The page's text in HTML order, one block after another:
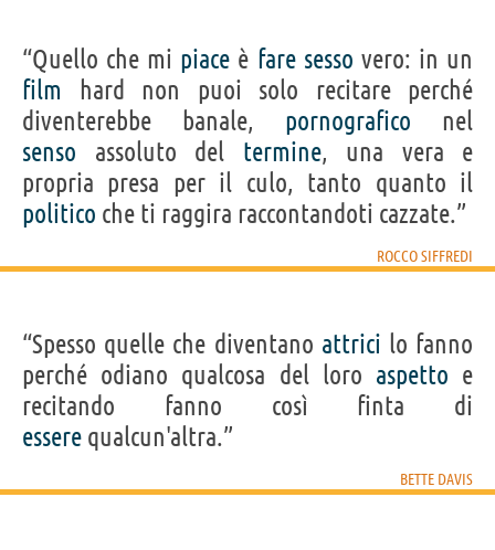
“Quello che mi piace è fare sesso vero: in un
film hard non puoi solo recitare perché
diventerebbe banale, pornografico nel
senso assoluto del termine, una vera e
propria presa per il culo, tanto quanto il
politico che ti raggira raccontandoti cazzate.”
ROCCO SIFFREDI
“Spesso quelle che diventano attrici lo fanno
perché odiano qualcosa del loro aspetto e
recitando fanno così finta di
essere qualcun'altra.”
BETTE DAVIS